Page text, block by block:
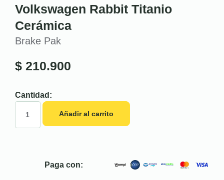
Volkswagen Rabbit Titanio
Cerámica
Brake Pak
$ 210.900
Cantidad:
Añadir al carrito
Paga con: